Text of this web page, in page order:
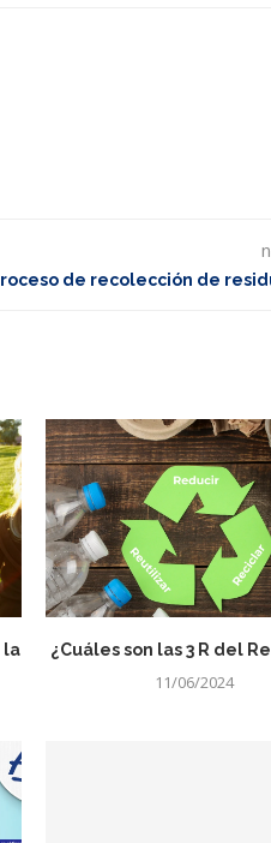
de recolección de
la
¿Cuáles son las 3 R del
11/06/2024